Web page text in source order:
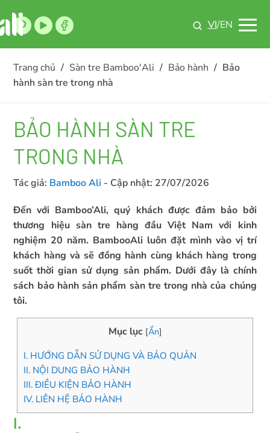
VI/EN
Trang chủ / Sàn tre Bamboo'Ali / Bảo hành / Bảo
hành sàn tre trong nhà
BẢO HÀNH SÀN TRE
TRONG NHÀ
Tác giả: Bamboo Ali - Cập nhật: 27/07/2026
Đến với Bamboo’Ali, quý khách được đảm bảo bởi
thương hiệu sàn tre hàng đầu Việt Nam với kinh
nghiệm 20 năm. BambooAli luôn đặt mình vào vị trí
khách hàng và sẽ đồng hành cùng khách hàng trong
suốt thời gian sử dụng sản phẩm. Dưới đây là chính
sách bảo hành sản phẩm sàn tre trong nhà của chúng
tôi.
Mục lục [Ẩn]
I. HƯỚNG DẪN SỬ DỤNG VÀ BẢO QUẢN
II. NỘI DUNG BẢO HÀNH
III. ĐIỀU KIỆN BẢO HÀNH
IV. LIÊN HỆ BẢO HÀNH
I.